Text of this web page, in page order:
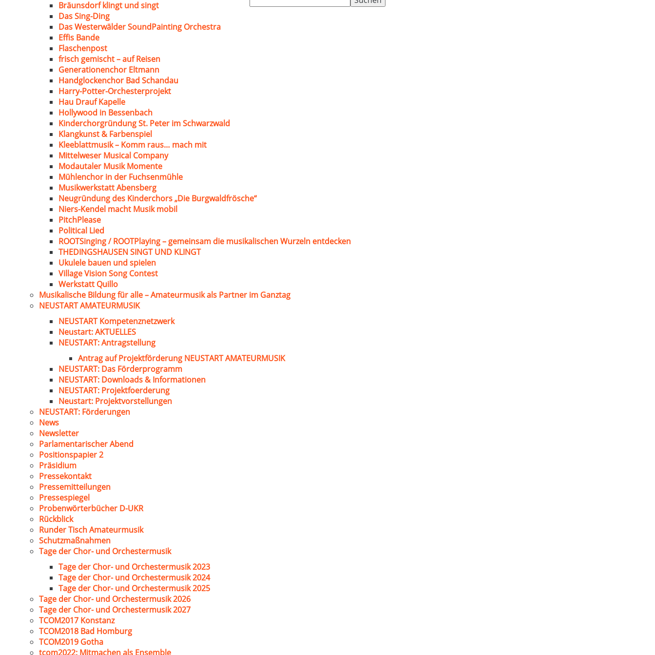
nach:
Bräunsdorf klingt und singt
Das Sing-Ding
Das Westerwälder SoundPainting Orchestra
Effis Bande
Flaschenpost
frisch gemischt – auf Reisen
Generationenchor Eltmann
Handglockenchor Bad Schandau
Harry-Potter-Orchesterprojekt
Hau Drauf Kapelle
Hollywood in Bessenbach
Kinderchorgründung St. Peter im Schwarzwald
Klangkunst & Farbenspiel
Kleeblattmusik – Komm raus… mach mit
Mittelweser Musical Company
Modautaler Musik Momente
Mühlenchor in der Fuchsenmühle
Musikwerkstatt Abensberg
Neugründung des Kinderchors „Die Burgwaldfrösche“
Niers-Kendel macht Musik mobil
PitchPlease
Political Lied
ROOTSinging / ROOTPlaying – gemeinsam die musikalischen Wurzeln entdecken
THEDINGSHAUSEN SINGT UND KLINGT
Ukulele bauen und spielen
Village Vision Song Contest
Werkstatt Quillo
Musikalische Bildung für alle – Amateurmusik als Partner im Ganztag
NEUSTART AMATEURMUSIK
NEUSTART Kompetenznetzwerk
Neustart: AKTUELLES
NEUSTART: Antragstellung
Antrag auf Projektförderung NEUSTART AMATEURMUSIK
NEUSTART: Das Förderprogramm
NEUSTART: Downloads & Informationen
NEUSTART: Projektfoerderung
Neustart: Projektvorstellungen
NEUSTART: Förderungen
News
Newsletter
Parlamentarischer Abend
Positionspapier 2
Präsidium
Pressekontakt
Pressemitteilungen
Pressespiegel
Probenwörterbücher D-UKR
Rückblick
Runder Tisch Amateurmusik
Schutzmaßnahmen
Tage der Chor- und Orchestermusik
Tage der Chor- und Orchestermusik 2023
Tage der Chor- und Orchestermusik 2024
Tage der Chor- und Orchestermusik 2025
Tage der Chor- und Orchestermusik 2026
Tage der Chor- und Orchestermusik 2027
TCOM2017 Konstanz
TCOM2018 Bad Homburg
TCOM2019 Gotha
tcom2022: Mitmachen als Ensemble